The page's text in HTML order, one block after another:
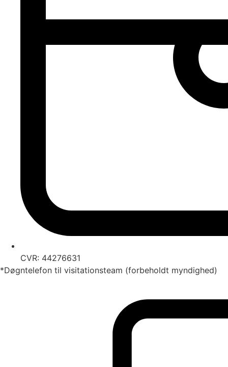
CVR: 44276631
*Døgntelefon til visitationsteam (forbeholdt myndighed)